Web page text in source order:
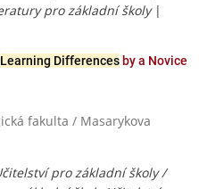
pro základní školy|
Learning Differences by a Novice
fakulta / Masarykova
pro základní školy /